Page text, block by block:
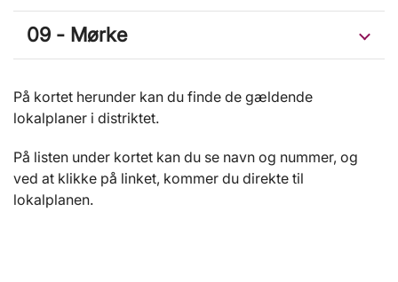
09 - Mørke
På kortet herunder kan du finde de gældende
lokalplaner i distriktet.
På listen under kortet kan du se navn og nummer, og
ved at klikke på linket, kommer du direkte til
lokalplanen.